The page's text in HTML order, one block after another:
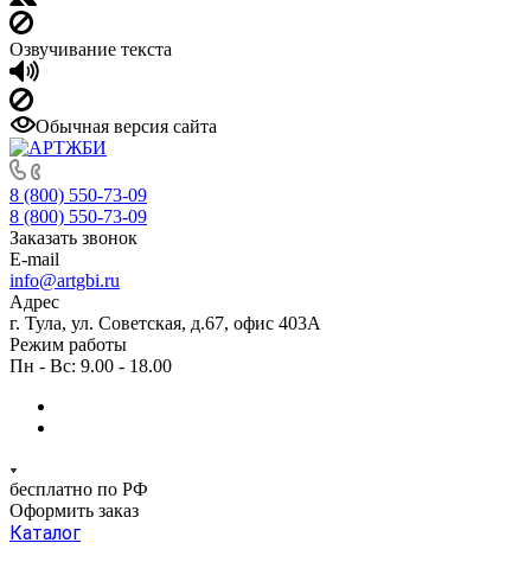
Озвучивание текста
Обычная версия сайта
8 (800) 550-73-09
8 (800) 550-73-09
Заказать звонок
E-mail
info@artgbi.ru
Адрес
г. Тула, ул. Советская, д.67, офис 403А
Режим работы
Пн - Вс: 9.00 - 18.00
бесплатно по РФ
Оформить заказ
Каталог